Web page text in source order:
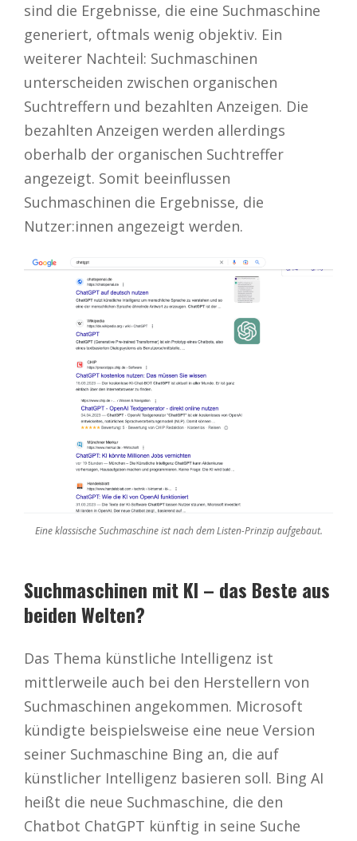
sind die Ergebnisse, die eine Suchmaschine
generiert, oftmals wenig objektiv. Ein
weiterer Nachteil: Suchmaschinen
unterscheiden zwischen organischen
Suchtreffern und bezahlten Anzeigen. Die
bezahlten Anzeigen werden allerdings
oberhalb der organischen Suchtreffer
angezeigt. Somit beeinflussen
Suchmaschinen die Ergebnisse, die
Nutzer:innen angezeigt werden.
Eine klassische Suchmaschine ist nach dem Listen-Prinzip aufgebaut.
Suchmaschinen mit KI – das Beste aus
beiden Welten?
Das Thema künstliche Intelligenz ist
mittlerweile auch bei den Herstellern von
Suchmaschinen angekommen. Microsoft
kündigte beispielsweise eine neue Version
seiner Suchmaschine Bing an, die auf
künstlicher Intelligenz basieren soll. Bing AI
heißt die neue Suchmaschine, die den
Chatbot ChatGPT künftig in seine Suche